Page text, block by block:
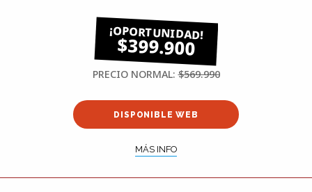
$399.900
PRECIO NORMAL:$569.990
DISPONIBLE WEB
MÁS INFO